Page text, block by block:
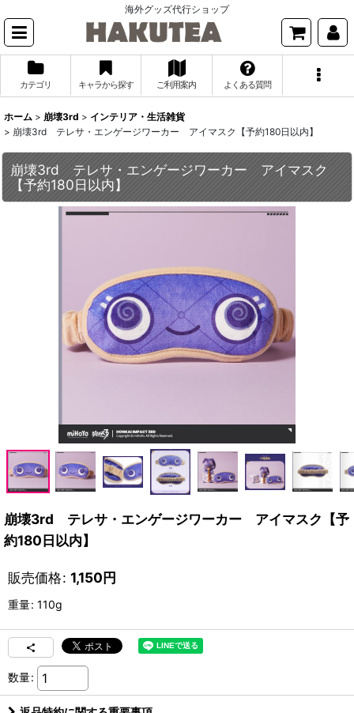
海外グッズ代行ショップ
カテゴリ キャラから探す ご利用案内 よくある質問
ホーム > 崩壊3rd > インテリア・生活雑貨
> 崩壊3rd テレサ・エンゲージワーカー アイマスク【予約180日以内】
崩壊3rd テレサ・エンゲージワーカー アイマスク
【予約180日以内】
崩壊3rd テレサ・エンゲージワーカー アイマスク【予
約180日以内】
販売価格: 1,150円
重量: 110g
数量: